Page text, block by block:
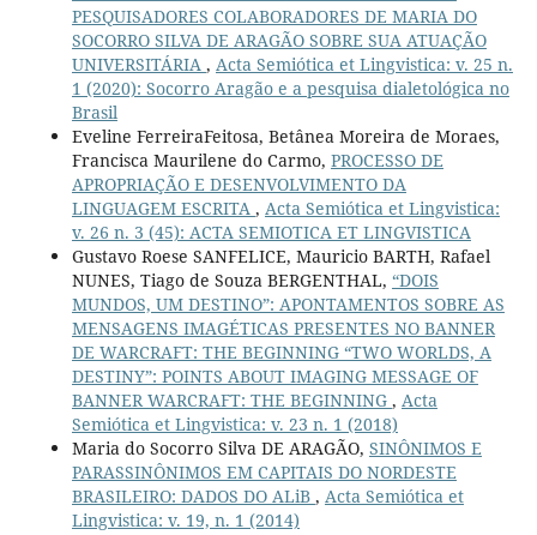
PESQUISADORES COLABORADORES DE MARIA DO
SOCORRO SILVA DE ARAGÃO SOBRE SUA ATUAÇÃO
UNIVERSITÁRIA , Acta Semiótica et Lingvistica: v. 25 n.
1 (2020): Socorro Aragão e a pesquisa dialetológica no
Brasil
Eveline FerreiraFeitosa, Betânea Moreira de Moraes,
Francisca Maurilene do Carmo, PROCESSO DE
APROPRIAÇÃO E DESENVOLVIMENTO DA
LINGUAGEM ESCRITA , Acta Semiótica et Lingvistica:
v. 26 n. 3 (45): ACTA SEMIOTICA ET LINGVISTICA
Gustavo Roese SANFELICE, Mauricio BARTH, Rafael
NUNES, Tiago de Souza BERGENTHAL, “DOIS
MUNDOS, UM DESTINO”: APONTAMENTOS SOBRE AS
MENSAGENS IMAGÉTICAS PRESENTES NO BANNER
DE WARCRAFT: THE BEGINNING “TWO WORLDS, A
DESTINY”: POINTS ABOUT IMAGING MESSAGE OF
BANNER WARCRAFT: THE BEGINNING , Acta
Semiótica et Lingvistica: v. 23 n. 1 (2018)
Maria do Socorro Silva DE ARAGÃO, SINÔNIMOS E
PARASSINÔNIMOS EM CAPITAIS DO NORDESTE
BRASILEIRO: DADOS DO ALiB , Acta Semiótica et
Lingvistica: v. 19, n. 1 (2014)